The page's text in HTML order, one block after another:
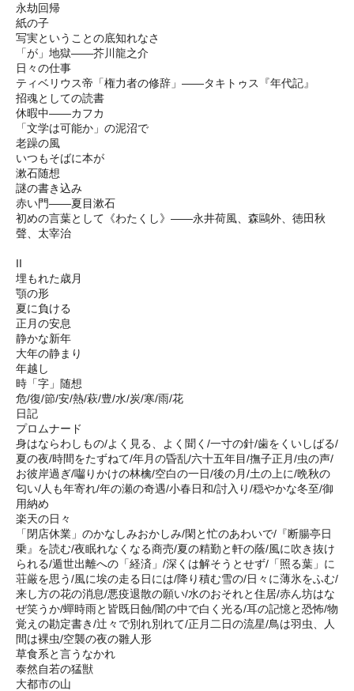
永劫回帰
紙の子
写実ということの底知れなさ
「が」地獄――芥川龍之介
日々の仕事
ティベリウス帝「権力者の修辞」――タキトゥス『年代記』
招魂としての読書
休暇中――カフカ
「文学は可能か」の泥沼で
老躁の風
いつもそばに本が
漱石随想
謎の書き込み
赤い門――夏目漱石
初めの言葉として《わたくし》――永井荷風、森鷗外、徳田秋
聲、太宰治
II
埋もれた歳月
顎の形
夏に負ける
正月の安息
静かな新年
大年の静まり
年越し
時「字」随想
危/復/節/安/熱/萩/豊/水/炭/寒/雨/花
日記
プロムナード
身はならわしもの/よく見る、よく聞く/一寸の針/歯をくいしばる/
夏の夜/時間をたずねて/年月の昏乱/六十五年目/撫子正月/虫の声/
お彼岸過ぎ/囓りかけの林檎/空白の一日/後の月/土の上に/晩秋の
匂い/人も年寄れ/年の瀬の奇遇/小春日和/討入り/穏やかな冬至/御
用納め
楽天の日々
「閉店休業」のかなしみおかしみ/閑と忙のあわいで/『断腸亭日
乗』を読む/夜眠れなくなる商売/夏の精勤と軒の蔭/風に吹き抜け
られる/遁世出離への「経済」/深くは解そうとせず/「照る葉」に
荘厳を思う/風に埃の走る日には/降り積む雪の/日々に薄氷をふむ/
来し方の花の消息/悪疫退散の願い/水のおそれと住居/赤ん坊はな
ぜ笑うか/蟬時雨と皆既日蝕/闇の中で白く光る/耳の記憶と恐怖/物
覚えの勘定書き/辻々で別れ別れて/正月二日の流星/鳥は羽虫、人
間は裸虫/空襲の夜の雛人形
草食系と言うなかれ
泰然自若の猛獣
大都市の山